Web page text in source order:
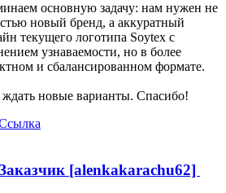
основную задачу: нам нужен не
новый бренд, а аккуратный
текущего логотипа Soytex с
узнаваемости, но в более
и сбалансированном формате.
новые варианты. Спасибо!
[alenkakarachu62]